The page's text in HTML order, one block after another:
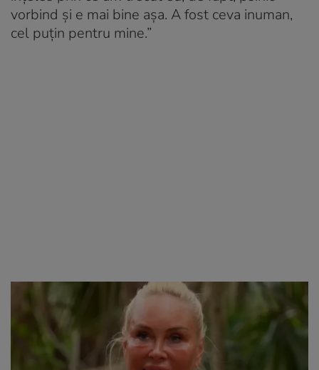
vorbind și e mai bine așa. A fost ceva inuman,
cel puțin pentru mine.”